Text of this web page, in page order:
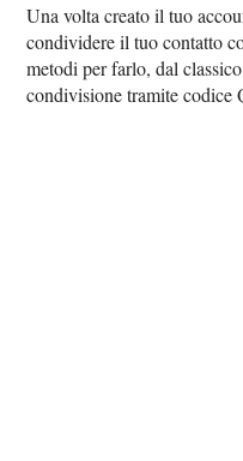
Una volta creato il tuo
condividere il tuo contatto
metodi per farlo, dal
condivisione tramite codice